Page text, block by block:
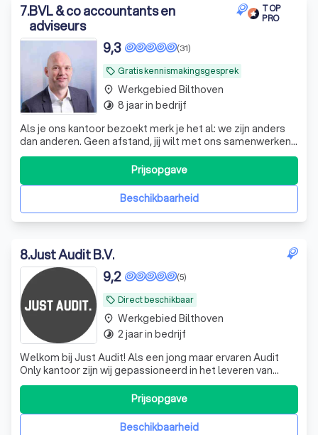
7.BVL & co accountants en
adviseurs
TOP
PRO
local_offer Gratis kennismakingsgesprek
(31)
9,3
Als je ons kantoor bezoekt merk je het al: we zijn anders
dan anderen. Geen afstand, jij wilt met ons samenwerken
en wij met jou. Belangrijk hierin is een goede en
gelijkwaardige relatie om elkaar goed te leren kennen. Wij
willen, gebruikmakend van de nieuwste digitale
ontwikkelingen, de jarenlange
Beschikbaarheid
Prijsopgave
place Werkgebied Bilthoven
timelapse 8 jaar in bedrijf
8.Just Audit B.V.
local_offer Direct beschikbaar
(5)
9,2
Welkom bij Just Audit! Als een jong maar ervaren Audit
Only kantoor zijn wij gepassioneerd in het leveren van
ongeëvenaarde audit- en assurance-diensten aan onze
diverse klantenkring. Ons team van hoogopgeleide
professionals combineert diepgaande expertise met een
toegewijde klantgerichte aanpak om
Beschikbaarheid
Prijsopgave
place Werkgebied Bilthoven
timelapse 2 jaar in bedrijf